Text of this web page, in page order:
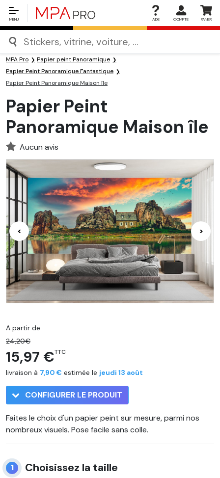
MENU AIDE COMPTE PANIER
MPA Pro
Papier peint Panoramique
Papier Peint Panoramique Fantastique
Papier Peint Panoramique Maison île
Papier Peint
Panoramique Maison île
Aucun avis
< >
A partir de
24,20€
15,97 €TTC
livraison à 7,90 € estimée le jeudi 13 août
CONFIGURER LE PRODUIT
Faites le choix d'un papier peint sur mesure, parmi nos
nombreux visuels. Pose facile sans colle.
1 Choisissez la taille